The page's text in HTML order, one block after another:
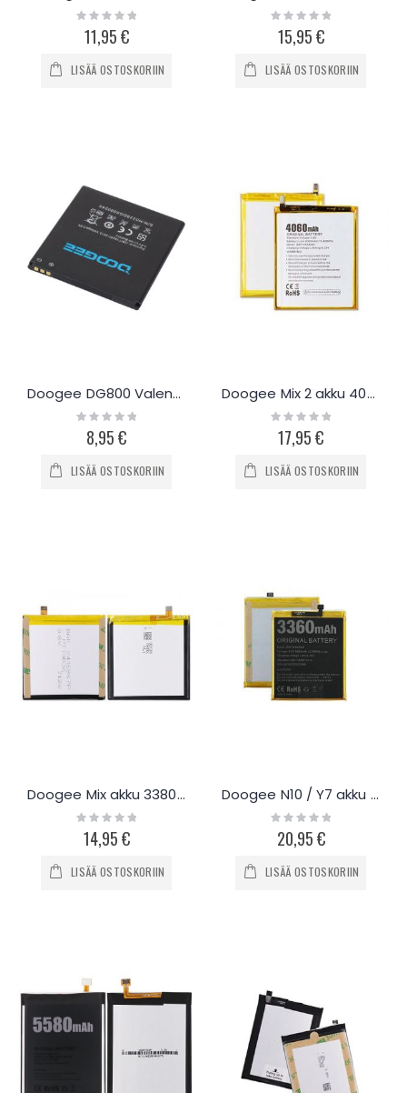
Rating:
0%
11,95 €
LISÄÄ OSTOSKORIIN
Rating:
0%
15,95 €
LISÄÄ OSTOSKORIIN
Doogee DG800 Valencia akku
Rating:
0%8,95 €
LISÄÄ OSTOSKORIIN
Doogee Mix 2 akku 4060mAh
Rating:
0%
17,95 €
LISÄÄ OSTOSKORIIN
Doogee Mix akku 3380mAh
Rating:
0%
14,95 €
LISÄÄ OSTOSKORIIN
Doogee N10 / Y7 akku 3360mAh
Rating:
0%
20,95 €
LISÄÄ OSTOSKORIIN